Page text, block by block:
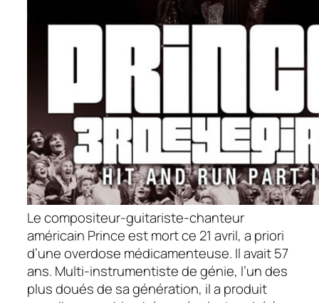
Le compositeur-guitariste-chanteur
américain Prince est mort ce 21 avril, a priori
d’une overdose médicamenteuse. Il avait 57
ans. Multi-instrumentiste de génie, l’un des
plus doués de sa génération, il a produit